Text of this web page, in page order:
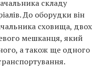
складу
До оборудки він
сховища, двох
мешканця, який
а також ще одного